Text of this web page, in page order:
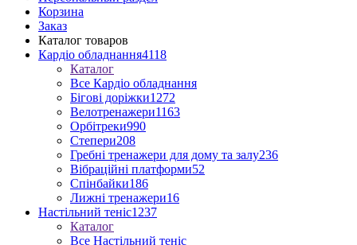
Корзина
Заказ
Каталог товаров
Кардіо обладнання4118
Каталог
Все Кардіо обладнання
Бігові доріжки1272
Велотренажери1163
Орбітреки990
Степери208
Гребні тренажери для дому та залу236
Вібраційні платформи52
Спінбайки186
Лижні тренажери16
Настільний теніс1237
Каталог
Все Настільний теніс